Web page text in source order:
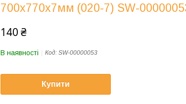
700х770х7мм (020-7) SW-
140 ₴
В наявності Код: SW-00000053
Купити